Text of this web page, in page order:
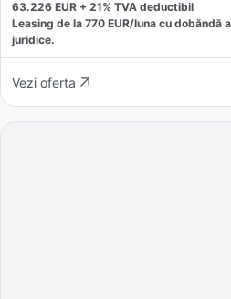
63.226 EUR + 21% TVA deductibil
Leasing de la 770 EUR/luna cu dobăndă
juridice.
Vezi oferta